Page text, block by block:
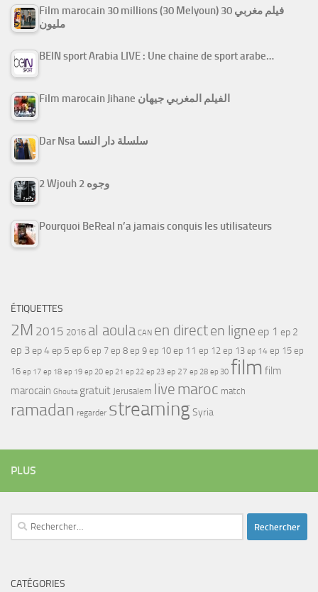
Film marocain 30 millions (30 Melyoun) فيلم مغربي 30
مليون
BEIN sport Arabia LIVE : Une chaine de sport arabe…
Film marocain Jihane الفيلم المغربي جيهان
Dar Nsa سلسلة دار النسا
2 Wjouh 2 وجوه
Pourquoi BeReal n’a jamais conquis les utilisateurs
ÉTIQUETTES
2M 2015 2016 al aoula CAN en directen ligne ep 1 ep 2
ep 3ep 4ep 5 ep 6 ep 7 ep 8 ep 9 ep 10 ep 11 ep 12 ep 13 ep 14 ep 15 ep
16 ep 17 ep 18 ep 19 ep 20 ep 21 ep 22 ep 23 ep 27 ep 28 ep 30 film film
marocain Ghouta gratuit Jerusalem live maroc match
ramadan regarder streamingSyria
PLUS
Rechercher :
CATÉGORIES